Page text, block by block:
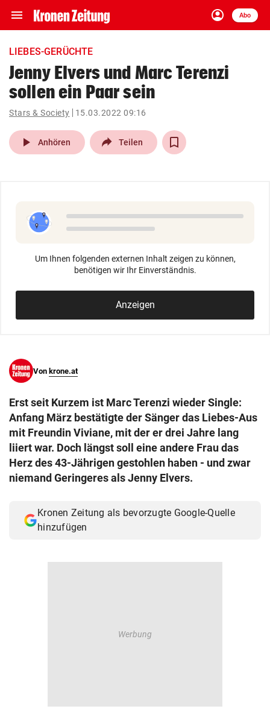
menu Navigation
ein-/ausklappen
account_circle
Anmelden
Abo
close Schließen
account_circle Anmelden
pin_drop
Wien arrow_right
search
eingeben
LIEBES-GERÜCHTE
Jenny Elvers und Marc Terenzi
sollen ein Paar sein
Stars & Society 15.03.2022 09:16
play_arrow Anhören Teilen
Um Ihnen folgenden externen Inhalt zeigen zu können,
benötigen wir Ihr Einverständnis.
Anzeigen
Von krone.at
Erst seit Kurzem ist Marc Terenzi wieder Single:
Anfang März bestätigte der Sänger das Liebes-Aus
mit Freundin Viviane, mit der er drei Jahre lang
liiert war. Doch längst soll eine andere Frau das
Herz des 43-Jährigen gestohlen haben - und zwar
niemand Geringeres als Jenny Elvers.
Kronen Zeitung als bevorzugte Google-Quelle
hinzufügen